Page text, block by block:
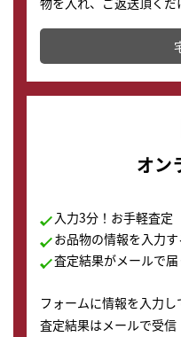
テムです。
配送でも簡単&安全に査
す。
オン
入力3分！お手軽査定
お品物の情報を入力
査定結果がメールで
フォームに情報を入力し
査定結果はメールで受